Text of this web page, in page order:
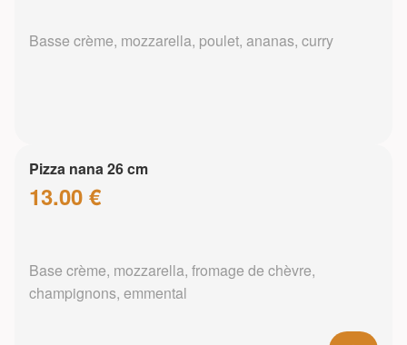
Basse crème, mozzarella, poulet, ananas, curry
Pizza nana 26 cm
13.00 €
Base crème, mozzarella, fromage de chèvre,
champignons, emmental